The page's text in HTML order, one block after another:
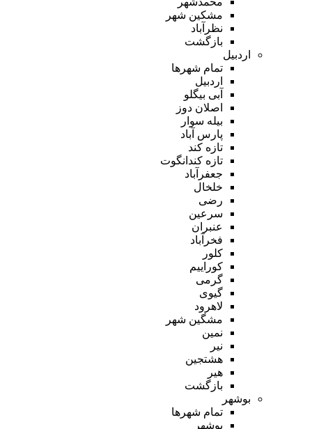
مشکین شهر
نظرآباد
بازگشت
اردبیل
تمام شهر‌ها
اردبیل
آبی بیگلو
اصلان دوز
بیله سوار
پارس آباد
تازه کند
تازه کندانگوت
جعفرآباد
خلخال
رضی
سرعین
عنبران
فخرآباد
کلور
کوراییم
گرمی
گیوی
لاهرود
مشگین شهر
نمین
نیر
هشتجین
هیر
بازگشت
بوشهر
تمام شهر‌ها
بوشهر